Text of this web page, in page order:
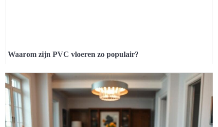
Waarom zijn PVC vloeren zo populair?